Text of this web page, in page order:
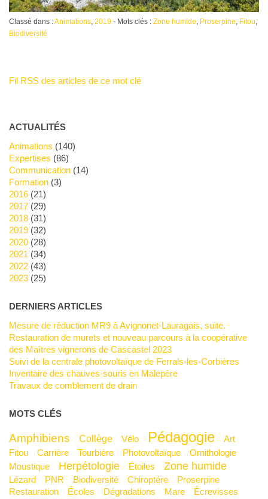
Classé dans :Animations, 2019- Mots clés : Zone humide, Proserpine, Fitou,
Biodiversité
Fil RSS des articles de ce mot clé
ACTUALITÉS
Animations (140)
Expertises (86)
Communication(14)
Formation(3)
2016(21)
2017(29)
2018(31)
2019(32)
2020(28)
2021 (34)
2022(43)
2023(25)
DERNIERS ARTICLES
Mesure de réduction MR9 à Avignonet-Lauragais, suite.
Restauration de murets et nouveau parcours à la coopérative
des Maîtres vignerons de Cascastel 2023
Suivi de la centrale photovoltaïque de Ferrals-les-Corbières
Inventaire des chauves-souris en Malepère
Travaux de comblement de drain
MOTS CLÉS
Amphibiens Collège Vélo Pédagogie
Art
Fitou
Carrière Tourbière Photovoltaïque
Ornithologie
Moustique
Herpétologie Étoiles Zone humide
Lézard PNR Biodiversité Chiroptére
Proserpine
Restauration
Écoles Dégradations mare Écrevisses